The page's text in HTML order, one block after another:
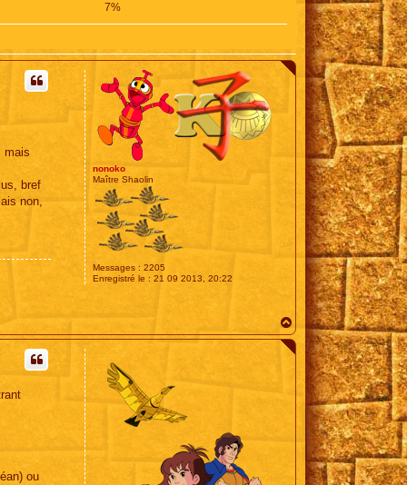
7%
nonoko
Maître Shaolin
Messages : 2205
Enregistré le : 21 09 2013, 20:22
mais
bref
non,
a
u
ou